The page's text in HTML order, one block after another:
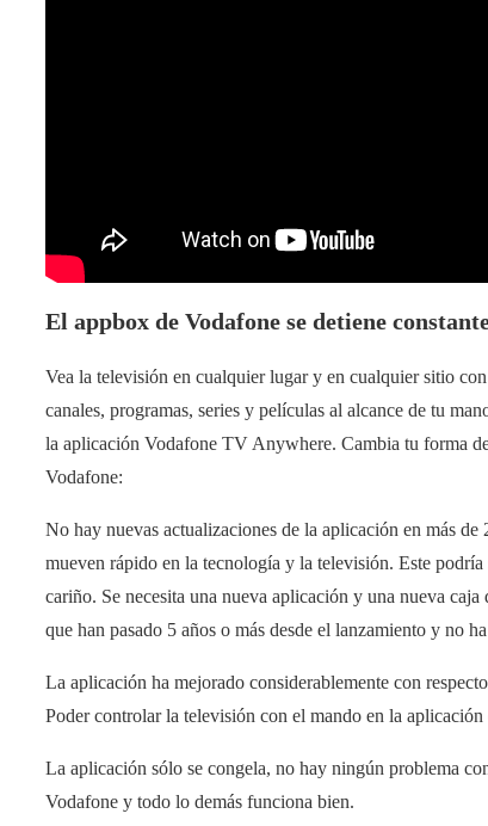
El appbox de Vodafone se detiene
Vea la televisión en cualquier lugar y en cualquier sitio
canales, programas, series y películas al alcance de tu
la aplicación Vodafone TV Anywhere. Cambia tu forma
Vodafone:
No hay nuevas actualizaciones de la aplicación en más
mueven rápido en la tecnología y la televisión. Este
cariño. Se necesita una nueva aplicación y una nueva
que han pasado 5 años o más desde el lanzamiento y no
La aplicación ha mejorado considerablemente con
Poder controlar la televisión con el mando en la
La aplicación sólo se congela, no hay ningún problema
Vodafone y todo lo demás funciona bien.